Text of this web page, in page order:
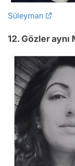
Süleyman
12. Gözler